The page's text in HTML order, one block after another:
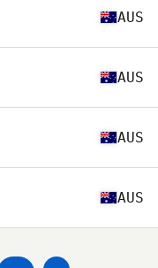
AUS
AUS
AUS
AUS